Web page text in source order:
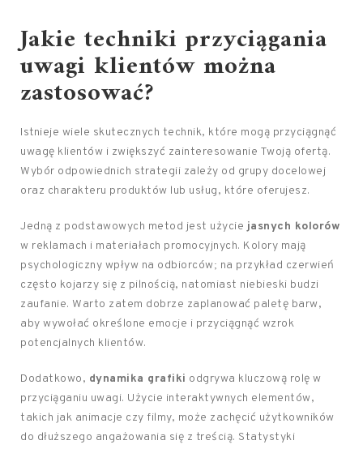
Jakie techniki przyciągania
uwagi klientów można
zastosować?
Istnieje wiele skutecznych technik, które mogą przyciągnąć
uwagę klientów i zwiększyć zainteresowanie Twoją ofertą.
Wybór odpowiednich strategii zależy od grupy docelowej
oraz charakteru produktów lub usług, które oferujesz.
Jedną z podstawowych metod jest użycie jasnych kolorów
w reklamach i materiałach promocyjnych. Kolory mają
psychologiczny wpływ na odbiorców; na przykład czerwień
często kojarzy się z pilnością, natomiast niebieski budzi
zaufanie. Warto zatem dobrze zaplanować paletę barw,
aby wywołać określone emocje i przyciągnąć wzrok
potencjalnych klientów.
Dodatkowo, dynamika grafiki odgrywa kluczową rolę w
przyciąganiu uwagi. Użycie interaktywnych elementów,
takich jak animacje czy filmy, może zachęcić użytkowników
do dłuższego angażowania się z treścią. Statystyki